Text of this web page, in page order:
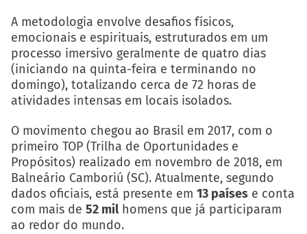
A metodologia envolve desafios físicos,
emocionais e espirituais, estruturados em um
processo imersivo geralmente de quatro dias
(iniciando na quinta-feira e terminando no
domingo), totalizando cerca de 72 horas de
atividades intensas em locais isolados.
O movimento chegou ao Brasil em 2017, com o
primeiro TOP (Trilha de Oportunidades e
Propósitos) realizado em novembro de 2018, em
Balneário Camboriú (SC). Atualmente, segundo
dados oficiais, está presente em 13 países e conta
com mais de 52 milhomens que já participaram
ao redor do mundo.